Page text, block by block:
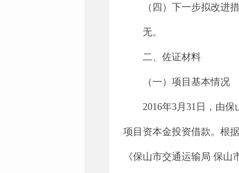
（四）下一步拟改进
无。
二、佐证材料
（一）项目基本情况
2016年3月31日，由
项目资本金投资借款。根
《保山市交通运输局 保